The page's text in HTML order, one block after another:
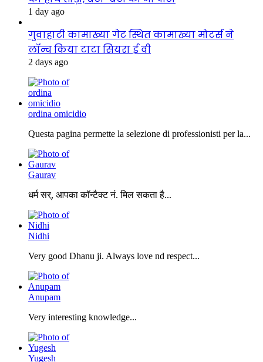
1 day ago
गुवाहाटी कामाख्या गेट स्थित कामाख्या मोटर्स ने
लॉन्च किया टाटा सियरा ई वी
2 days ago
ordina omicidio
Questa pagina permette la selezione di professionisti per la...
Gaurav
धर्म सर्, आपका कॉन्टैक्ट नं. मिल सकता है...
Nidhi
Very good Dhanu ji. Always love nd respect...
Anupam
Very interesting knowledge...
Yugesh